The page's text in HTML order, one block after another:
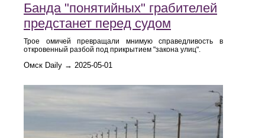
Банда "понятийных" грабителей
предстанет перед судом
Трое омичей превращали мнимую справедливость в
откровенный разбой под прикрытием "закона улиц".
Омск Daily → 2025-05-01